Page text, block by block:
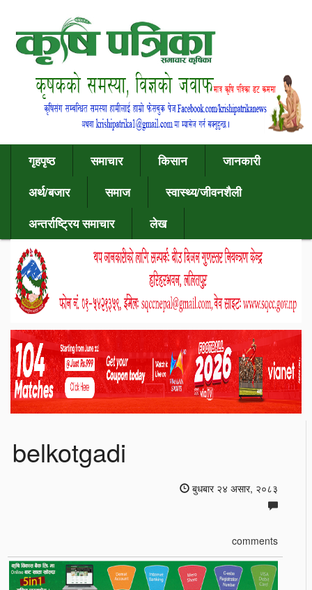
गृहपृष्ठ समाचार किसान
जानकारी
अर्थ/बजार
समाज
स्वास्थ्य/जीवनशैली
अन्तर्राष्ट्रिय समाचार
लेख
belkotgadi
बुधबार २४ असार, २०८३
comments